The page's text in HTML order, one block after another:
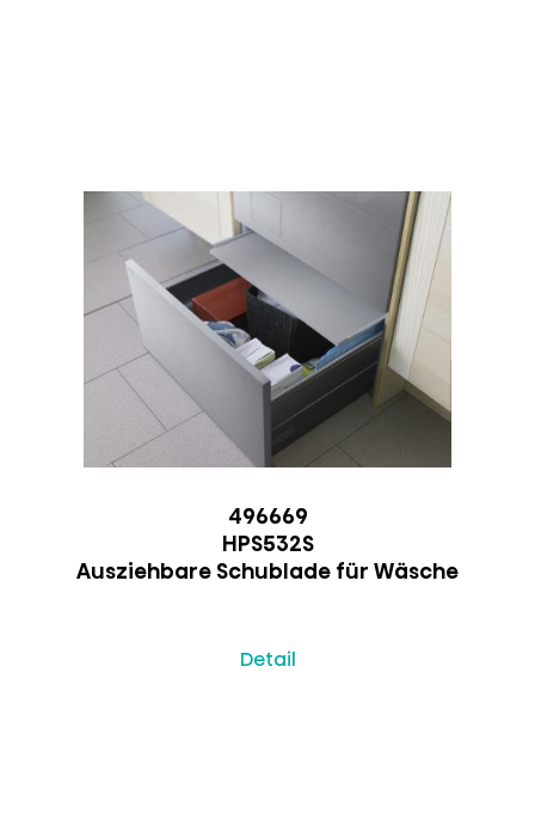
496669
HPS532S
Ausziehbare Schublade für Wäsche
Detail